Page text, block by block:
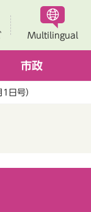
Multilingual
市政
日号）